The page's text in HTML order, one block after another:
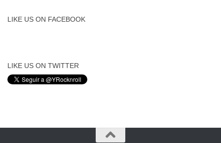
LIKE US ON FACEBOOK
LIKE US ON TWITTER